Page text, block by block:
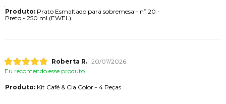
Produto:Prato Esmaltado para sobremesa - nº 20 -
Preto - 250 ml (EWEL)
Roberta R. 20/07/2026
Eu recomendo esse produto.
Produto:Kit Café & Cia Color - 4 Peças